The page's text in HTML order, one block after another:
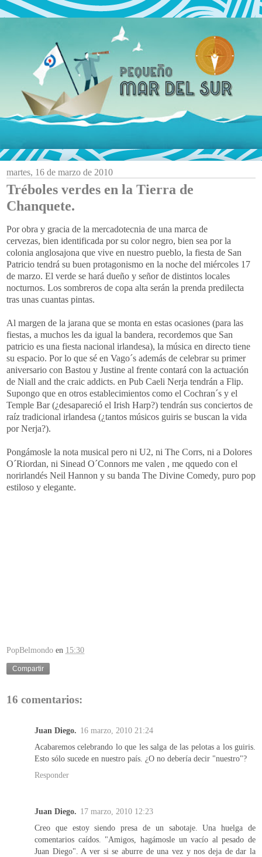
martes, 16 de marzo de 2010
Tréboles verdes en la Tierra de
Chanquete.
Por obra y gracia de la mercadotecnia de una marca de
cervezas, bien identificada por su color negro, bien sea por la
colonia anglosajona que vive en nuestro pueblo, la fiesta de San
Patricio tendrá su buen protagonismo en la noche del miércoles 17
de marzo. El verde se hará dueño y señor de distintos locales
nocturnos. Los sombreros de copa alta serán la prenda predilecta
tras unas cuantas pintas.
Al margen de la jarana que se monta en estas ocasiones (para las
fiestas, a muchos les da igual la bandera, recordemos que San
patricio es una fiesta nacional irlandesa), la música en directo tiene
su espacio. Por lo que sé en Vago´s además de celebrar su primer
aniversario con Bastou y Justine al frente contará con la actuación
de Niall and the craic addicts. en Pub Caeli Nerja tendrán a Flip.
Supongo que en otros establecimientos como el Cochran´s y el
Temple Bar (¿desapareció el Irish Harp?) tendrán sus conciertos de
raíz tradicional irlandesa (¿tantos músicos guiris se buscan la vida
por Nerja?).
Pongámosle la nota musical pero ni U2, ni The Corrs, ni a Dolores
O´Riordan, ni Sinead O´Connors me valen , me qquedo con el
norirlandés Neil Hannon y su banda The Divine Comedy, puro pop
estiloso y elegante.
PopBelmondo en 15:30
Compartir
16 comentarios:
Juan Diego. 16 marzo, 2010 21:24
Acabaremos celebrando lo que les salga de las pelotas a los guiris.
Esto sólo sucede en nuestro país. ¿O no debería decir "nuestro"?
Responder
Juan Diego. 17 marzo, 2010 12:23
Creo que estoy siendo presa de un sabotaje. Una huelga de
comentarios caídos. "Amigos, hagámosle un vacío al pesado de
Juan Diego". A ver si se aburre de una vez y nos deja de dar la